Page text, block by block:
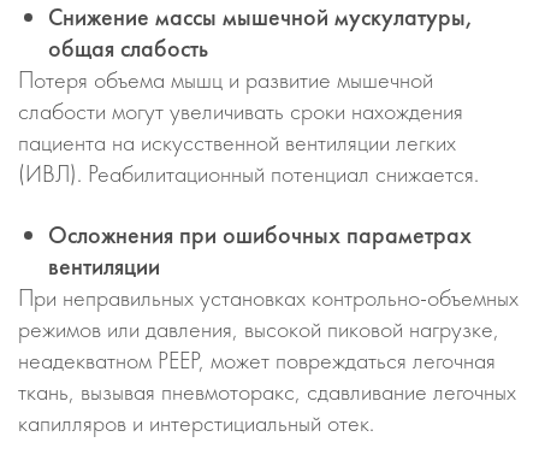
Снижение массы мышечной мускулатуры,
общая слабость
Потеря объема мышц и развитие мышечной
слабости могут увеличивать сроки нахождения
пациента на искусственной вентиляции легких
(ИВЛ). Реабилитационный потенциал снижается.
Осложнения при ошибочных параметрах
вентиляции
При неправильных установках контрольно-объемных
режимов или давления, высокой пиковой нагрузке,
неадекватном PEEP, может повреждаться легочная
ткань, вызывая пневмоторакс, сдавливание легочных
капилляров и интерстициальный отек.